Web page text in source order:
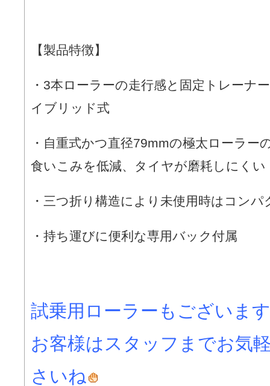
【製品特徴】
・3本ローラーの走行感と固定トレーナ
イブリッド式
・自重式かつ直径79mmの極太ローラー
食いこみを低減、タイヤが磨耗しにくい
・三つ折り構造により未使用時はコンパ
・持ち運びに便利な専用バック付属
試乗用ローラーもございま
お客様はスタッフまでお気
さいね